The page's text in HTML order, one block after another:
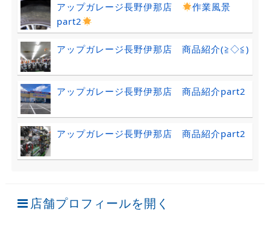
アップガレージ長野伊那店
作業風景
part2
アップガレージ長野伊那店 商品紹介(≧◇≦)
アップガレージ長野伊那店 商品紹介part2
アップガレージ長野伊那店 商品紹介part2
店舗プロフィールを開く